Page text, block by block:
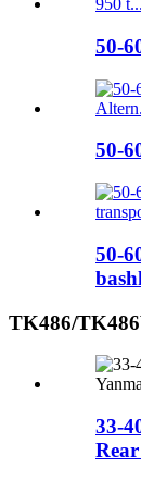
50-
50-
50-
TK486/
33-